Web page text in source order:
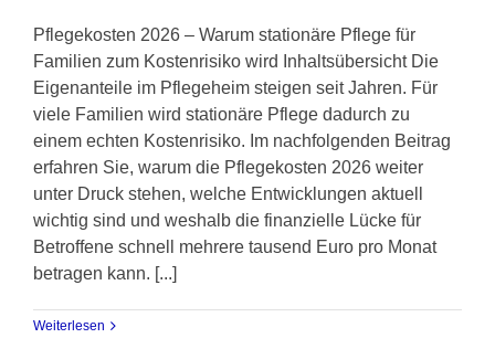
Pflegekosten 2026 – Warum stationäre Pflege für
Familien zum Kostenrisiko wird Inhaltsübersicht Die
Eigenanteile im Pflegeheim steigen seit Jahren. Für
viele Familien wird stationäre Pflege dadurch zu
einem echten Kostenrisiko. Im nachfolgenden Beitrag
erfahren Sie, warum die Pflegekosten 2026 weiter
unter Druck stehen, welche Entwicklungen aktuell
wichtig sind und weshalb die finanzielle Lücke für
Betroffene schnell mehrere tausend Euro pro Monat
betragen kann. [...]
Weiterlesen